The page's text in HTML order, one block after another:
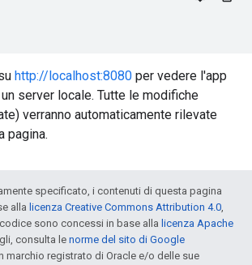
http://localhost:8080 per vedere l'app
server locale. Tutte le modifiche
verranno automaticamente rilevate
pagina.
specificato, i contenuti di questa pagina
alla licenza Creative Commons Attribution 4.0,
sono concessi in base alla licenza Apache
consulta lenorme del sito di Google
marchio registrato di Oracle e/o delle sue